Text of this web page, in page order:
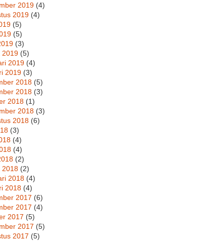
2019 (4)
2019 (4)
(5)
(5)
(3)
2019 (5)
2019 (4)
2019 (3)
2018 (5)
2018 (3)
2018 (1)
2018 (3)
2018 (6)
(3)
(4)
(4)
(2)
2018 (2)
2018 (4)
2018 (4)
2017 (6)
2017 (4)
2017 (5)
2017 (5)
2017 (5)